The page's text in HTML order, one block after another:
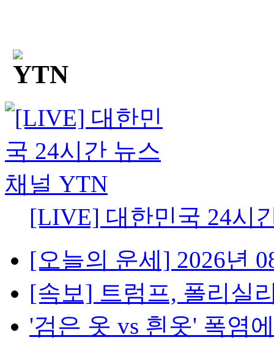
[LIVE] 대한민국 24시
[오늘의 운세] 2026년
[속보] 트럼프, 폴리실
'검은 옷 vs 흰옷' 폭염